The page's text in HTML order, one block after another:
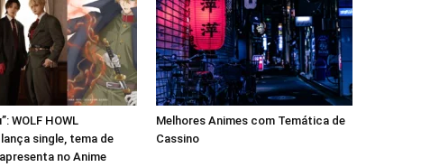
WOLF HOWL
lança single, tema de
no Anime
Melhores Animes com Temática de
Cassino